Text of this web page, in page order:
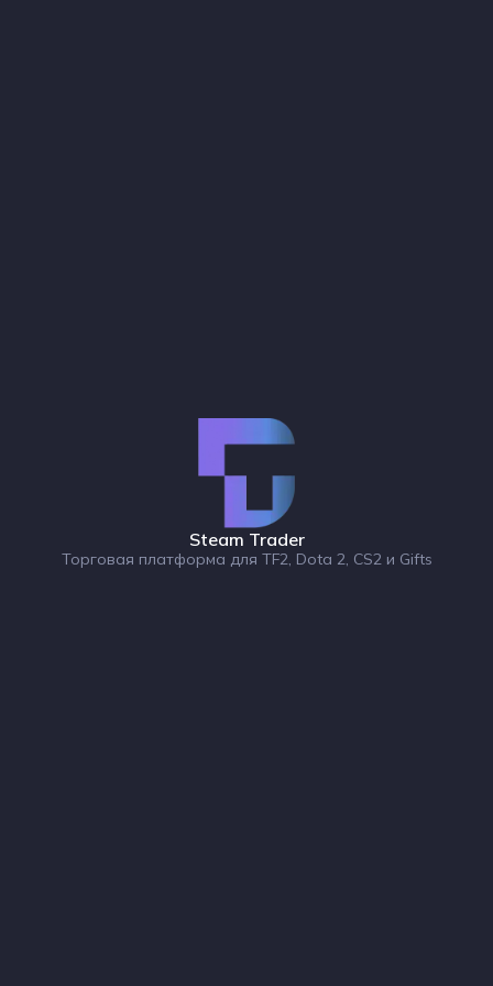
Steam Trader
Торговая платформа для TF2, Dota 2, CS2 и Gifts